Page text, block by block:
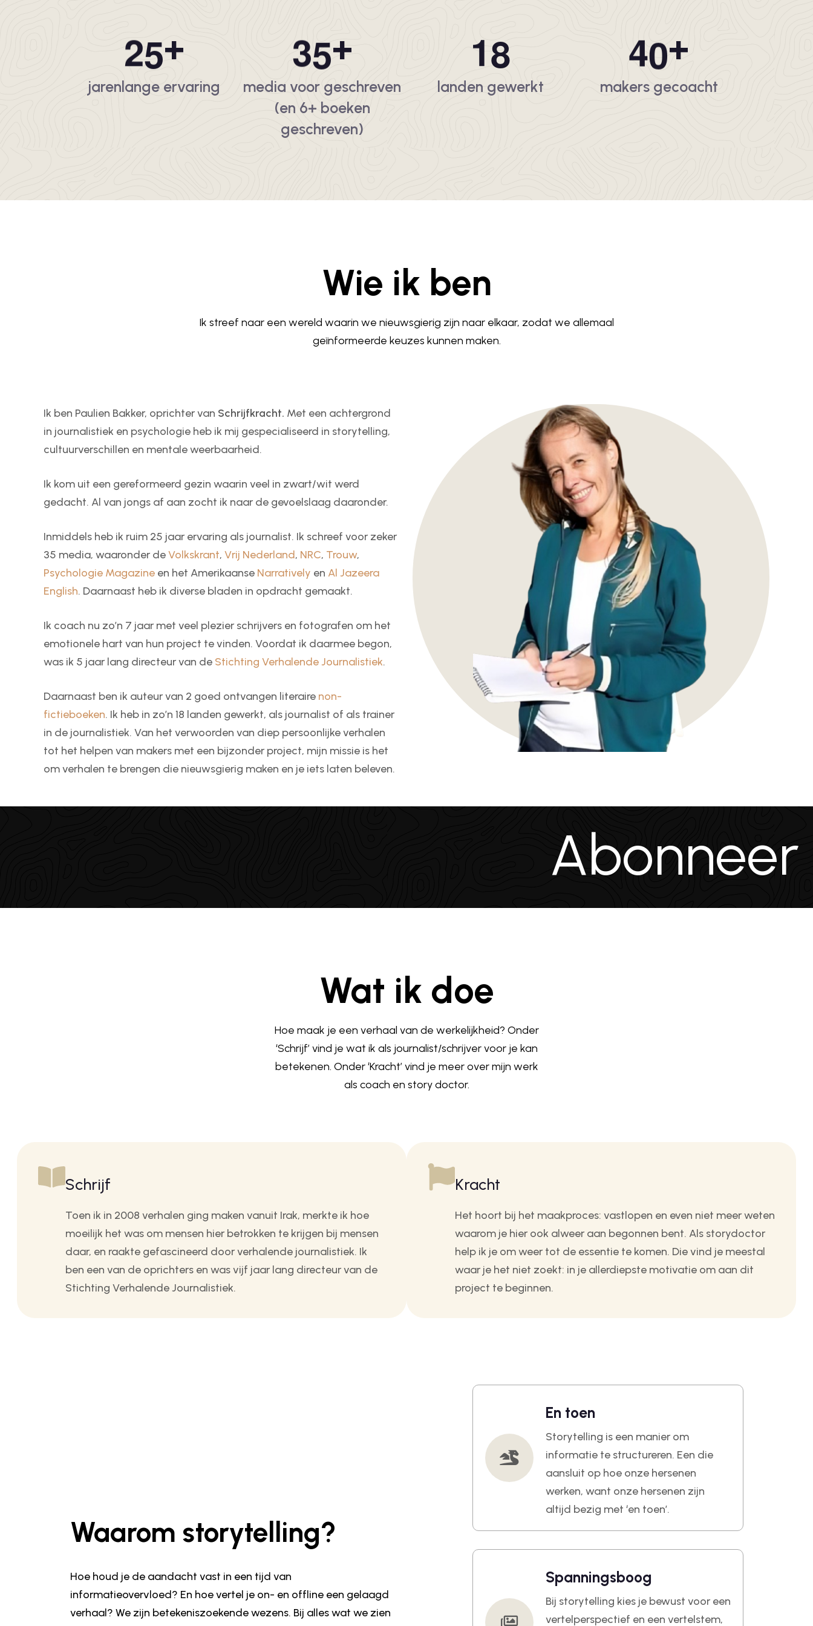
25+
jarenlange ervaring
35+
media voor geschreven
(en 6+ boeken
geschreven)
18
landen gewerkt
40+
makers gecoacht
Wie ik ben
Ik streef naar een wereld waarin we nieuwsgierig zijn naar elkaar, zodat we allemaal
geïnformeerde keuzes kunnen maken.
Ik ben Paulien Bakker, oprichter van Schrijfkracht. Met een achtergrond
in journalistiek en psychologie heb ik mij gespecialiseerd in storytelling,
cultuurverschillen en mentale weerbaarheid.
Ik kom uit een gereformeerd gezin waarin veel in zwart/wit werd
gedacht. Al van jongs af aan zocht ik naar de gevoelslaag daaronder.
Inmiddels heb ik ruim 25 jaar ervaring als journalist. Ik schreef voor zeker
35 media, waaronder deVolkskrant, Vrij Nederland, NRC, Trouw,
Psychologie Magazine en het Amerikaanse Narratively en Al Jazeera
English. Daarnaast heb ik diverse bladen in opdracht gemaakt.
Ik coach nu zo’n 7 jaar met veel plezier schrijvers en fotografen om het
emotionele hart van hun project te vinden. Voordat ik daarmee begon,
was ik 5 jaar lang directeur van de Stichting Verhalende Journalistiek.
Daarnaast ben ik auteur van 2 goed ontvangen literaire non-
fictieboeken. Ik heb in zo’n 18 landen gewerkt, als journalist of als trainer
in de journalistiek. Van het verwoorden van diep persoonlijke verhalen
tot het helpen van makers met een bijzonder project, mijn missie is het
om verhalen te brengen die nieuwsgierig maken en je iets laten beleven.
Abonneer
Wat ik doe
Hoe maak je een verhaal van de werkelijkheid? Onder
‘Schrijf’ vind je wat ik als journalist/schrijver voor je kan
betekenen. Onder ‘Kracht’ vind je meer over mijn werk
als coach en story doctor.
Schrijf
Toen ik in 2008 verhalen ging maken vanuit Irak, merkte ik hoe
moeilijk het was om mensen hier betrokken te krijgen bij mensen
daar, en raakte gefascineerd door verhalende journalistiek. Ik
ben een van de oprichters en was vijf jaar lang directeur van de
Stichting Verhalende Journalistiek.
Kracht
Het hoort bij het maakproces: vastlopen en even niet meer weten
waarom je hier ook alweer aan begonnen bent. Als storydoctor
help ik je om weer tot de essentie te komen. Die vind je meestal
waar je het niet zoekt: in je allerdiepste motivatie om aan dit
project te beginnen.
Waarom storytelling?
Hoe houd je de aandacht vast in een tijd van
informatieovervloed? En hoe vertel je on- en offline een gelaagd
verhaal? We zijn betekeniszoekende wezens. Bij alles wat we zien
En toen
Storytelling is een manier om
informatie te structureren. Een die
aansluit op hoe onze hersenen
werken, want onze hersenen zijn
altijd bezig met ‘en toen’.
Spanningsboog
Bij storytelling kies je bewust voor een
vertelperspectief en een vertelstem,